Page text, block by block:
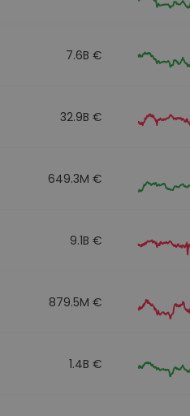
7.6B €
32.9B €
649.3M €
9.1B €
879.5M €
1.4B €